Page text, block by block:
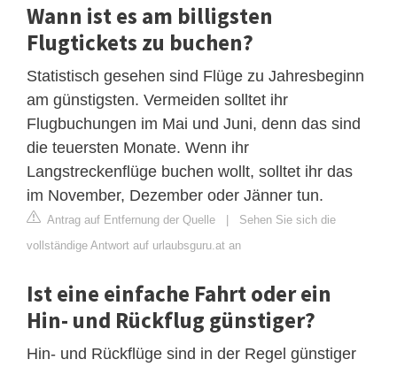
Wann ist es am billigsten
Flugtickets zu buchen?
Statistisch gesehen sind Flüge zu Jahresbeginn
am günstigsten. Vermeiden solltet ihr
Flugbuchungen im Mai und Juni, denn das sind
die teuersten Monate. Wenn ihr
Langstreckenflüge buchen wollt, solltet ihr das
im November, Dezember oder Jänner tun.
Antrag auf Entfernung der Quelle | Sehen Sie sich die
vollständige Antwort auf urlaubsguru.at an
Ist eine einfache Fahrt oder ein
Hin- und Rückflug günstiger?
Hin- und Rückflüge sind in der Regel günstiger